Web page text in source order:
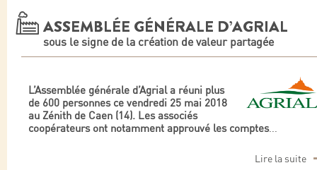
ASSEMBLÉE GÉNÉRALE D’AGRIAL
sous le signe de la création de valeur partagée
L’Assemblée générale d’Agrial a réuni plus
de 600 personnes ce vendredi 25 mai 2018
au Zénith de Caen (14). Les associés
coopérateurs ont notamment approuvé les comptes...
Lire la suite